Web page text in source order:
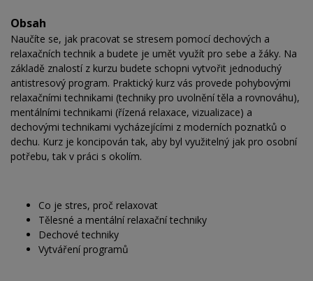
Obsah
Naučíte se, jak pracovat se stresem pomocí dechových a
relaxačních technik a budete je umět využít pro sebe a žáky. Na
základě znalostí z kurzu budete schopni vytvořit jednoduchý
antistresový program. Praktický kurz vás provede pohybovými
relaxačními technikami (techniky pro uvolnění těla a rovnováhu),
mentálními technikami (řízená relaxace, vizualizace) a
dechovými technikami vycházejícími z moderních poznatků o
dechu. Kurz je koncipován tak, aby byl využitelný jak pro osobní
potřebu, tak v práci s okolím.
Co je stres, proč relaxovat
Tělesné a mentální relaxační techniky
Dechové techniky
Vytváření programů